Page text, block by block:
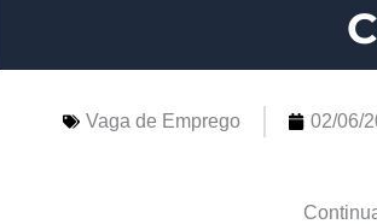
Vaga de Emprego 02/06/